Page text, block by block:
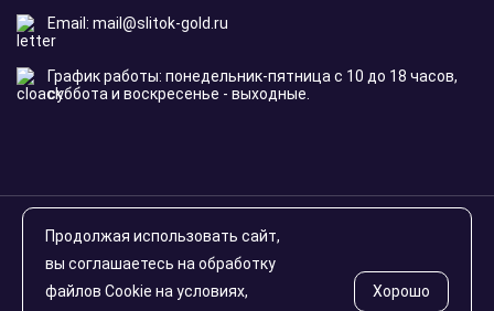
Email: mail@slitok-gold.ru
График работы: понедельник-пятница с 10 до 18 часов,
суббота и воскресенье - выходные.
Инвестиционные монеты России
Продолжая использовать сайт,
вы соглашаетесь на обработку
файлов Cookie на условиях,
Хорошо